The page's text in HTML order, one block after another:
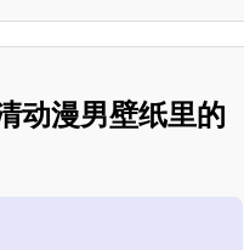
动漫男壁纸里的